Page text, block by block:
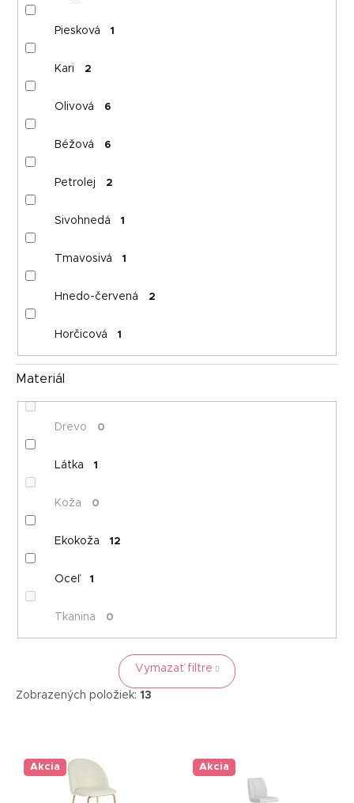
Piesková 1
Kari 2
Olivová 6
Béžová 6
Petrolej 2
Sivohnedá 1
Tmavosivá 1
Hnedo-červená 2
Horčicová 1
Materiál
Drevo 0
Látka 1
Koža 0
Ekokoža 12
Oceľ 1
Tkanina 0
Vymazať filtre
Zobrazených položiek: 13
Akcia Akcia